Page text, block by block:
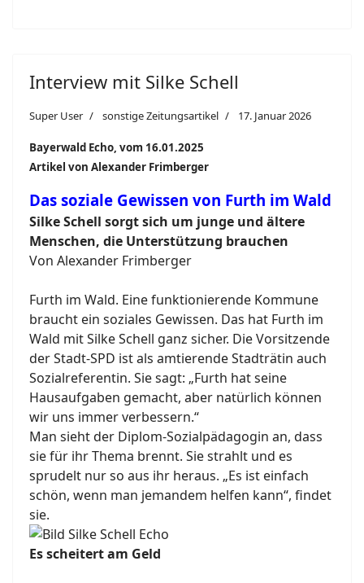
Interview mit Silke Schell
Super User sonstige Zeitungsartikel 17. Januar 2026
Bayerwald Echo, vom 16.01.2025
Artikel von Alexander Frimberger
Das soziale Gewissen von Furth im Wald
Silke Schell sorgt sich um junge und ältere
Menschen, die Unterstützung brauchen
Von Alexander Frimberger
Furth im Wald. Eine funktionierende Kommune
braucht ein soziales Gewissen. Das hat Furth im
Wald mit Silke Schell ganz sicher. Die Vorsitzende
der Stadt-SPD ist als amtierende Stadträtin auch
Sozialreferentin. Sie sagt: „Furth hat seine
Hausaufgaben gemacht, aber natürlich können
wir uns immer verbessern.“
Man sieht der Diplom-Sozialpädagogin an, dass
sie für ihr Thema brennt. Sie strahlt und es
sprudelt nur so aus ihr heraus. „Es ist einfach
schön, wenn man jemandem helfen kann“, findet
sie.
Es scheitert am Geld